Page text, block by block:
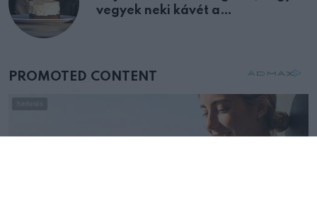
vegyek neki kávét a